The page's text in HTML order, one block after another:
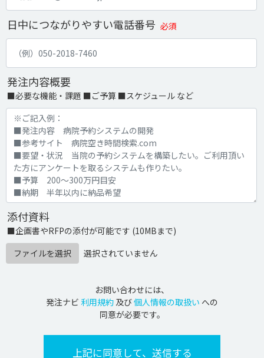
日中につながりやすい電話番号 必須
発注内容概要
■必要な機能・課題 ■ご予算 ■スケジュール など
添付資料
■企画書やRFPの添付が可能です (10MBまで)
ファイルを選択
選択されていません
お問い合わせには、
発注ナビ 利用規約 及び個人情報の取扱い への
同意が必要です。